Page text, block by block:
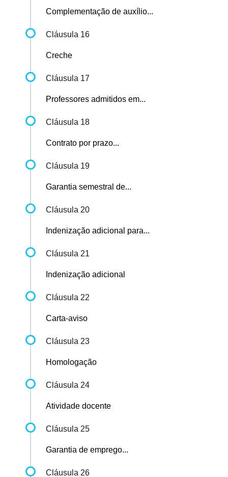
Complementação de auxílio...
Cláusula 16
Creche
Cláusula 17
Professores admitidos em...
Cláusula 18
Contrato por prazo...
Cláusula 19
Garantia semestral de...
Cláusula 20
Indenização adicional para...
Cláusula 21
Indenização adicional
Cláusula 22
Carta-aviso
Cláusula 23
Homologação
Cláusula 24
Atividade docente
Cláusula 25
Garantia de emprego...
Cláusula 26